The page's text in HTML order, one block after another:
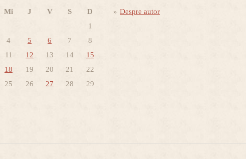
Mi J V S
D
1
4 5 6 7
8
11 12 13 14
15
18 19 20 21
22
25 26 27 28
29
Despre autor